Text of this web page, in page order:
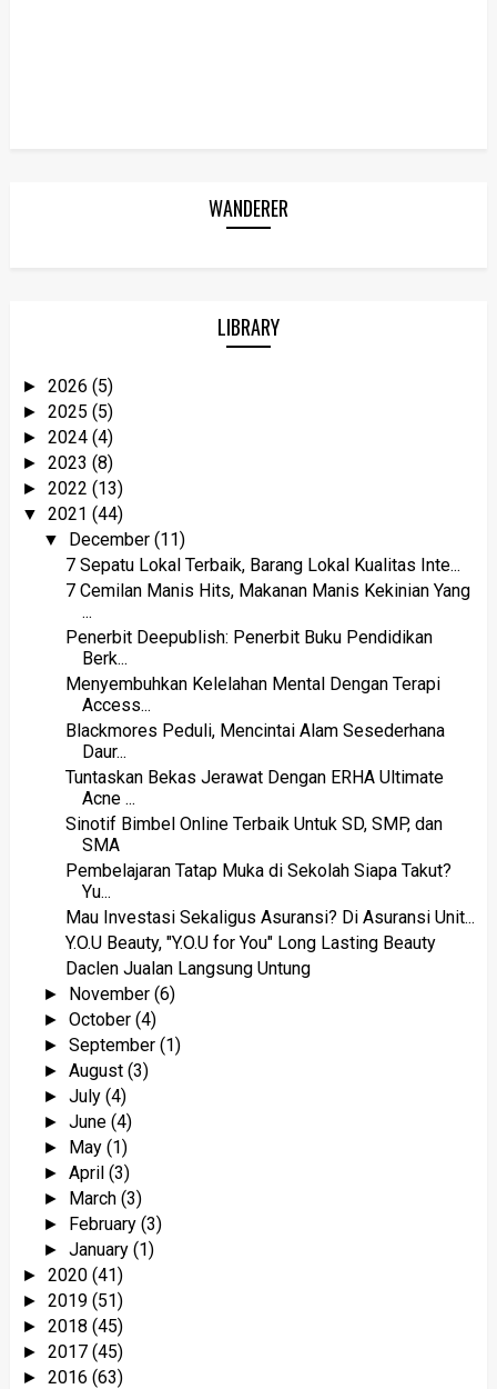
WANDERER
LIBRARY
► 2026 (5)
► 2025 (5)
► 2024 (4)
► 2023 (8)
► 2022 (13)
▼ 2021 (44)
▼ December(11)
7 Sepatu Lokal Terbaik, Barang Lokal Kualitas Inte...
7 Cemilan Manis Hits, Makanan Manis Kekinian Yang
...
Penerbit Deepublish: Penerbit Buku Pendidikan
Berk...
Menyembuhkan Kelelahan Mental Dengan Terapi
Access...
Blackmores Peduli, Mencintai Alam Sesederhana
Daur...
Tuntaskan Bekas Jerawat Dengan ERHA Ultimate
Acne ...
Sinotif Bimbel Online Terbaik Untuk SD, SMP, dan
SMA
Pembelajaran Tatap Muka di Sekolah Siapa Takut?
Yu...
Mau Investasi Sekaligus Asuransi? Di Asuransi Unit...
Y.O.U Beauty, "Y.O.U for You" Long Lasting Beauty
Daclen Jualan Langsung Untung
► November(6)
►October(4)
►September(1)
►August(3)
►July(4)
►June(4)
► May(1)
►April(3)
► March(3)
► February(3)
►January(1)
► 2020 (41)
► 2019 (51)
► 2018 (45)
► 2017 (45)
► 2016 (63)